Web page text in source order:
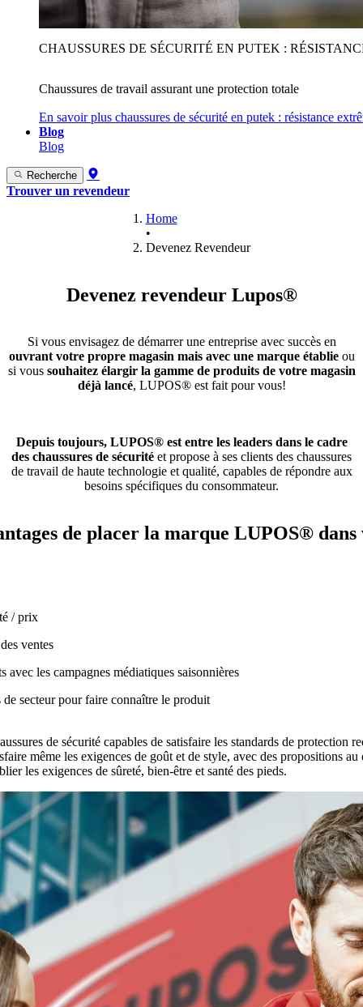
CHAUSSURES DE SÉCURITÉ EN PUTEK :
Chaussures de travail assurant une protection totale
En savoir plus chaussures de sécurité en putek : résistance
Blog
Blog
Recherche
Trouver un revendeur
Home
•
Devenez Revendeur
Devenez revendeur Lupos®
Si vous envisagez de démarrer une entreprise avec succès en
ouvrant votre propre magasin mais avec une marque établieou
si vous souhaitez élargir la gamme de produits de votre magasin
déjà lancé, LUPOS® est fait pour vous!
Depuis toujours, LUPOS® est entre les leaders dans le cadre
des chaussures de sécurité et propose à ses clients des chaussures
de travail de haute technologie et qualité, capables de répondre aux
besoins spécifiques du consommateur.
de placer la marque LUPOS®
/ prix
ventes
avec les campagnes médiatiques saisonnières
secteur pour faire connaître le produit
de sécurité capables de satisfaire les standards de protection
même les exigences de goût et de style, avec des propositions
les exigences de sûreté, bien-être et santé des pieds.